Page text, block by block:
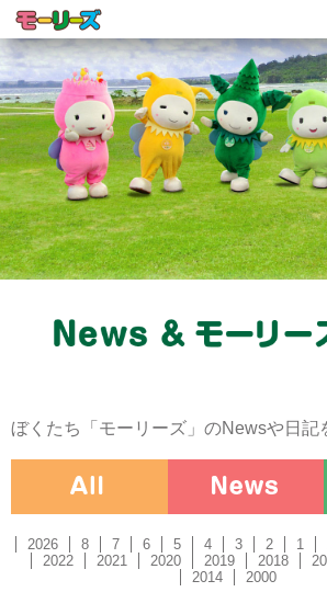
ぼくたち「モーリーズ」のNewsや日記
2026 8 7 6 5 4 3 2 1
2022
2021 2020 2019 2018
2014
2000